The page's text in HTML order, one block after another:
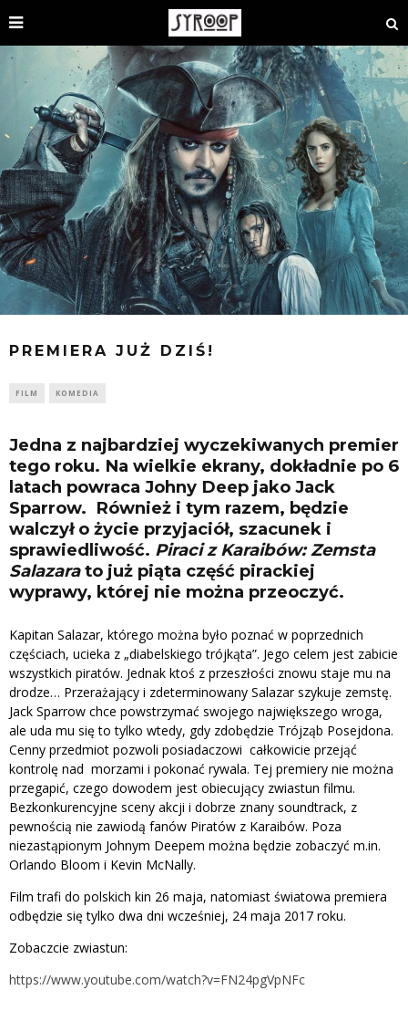
PREMIERA JUŻ DZIŚ!
FILM KOMEDIA
Jedna z najbardziej wyczekiwanych premier
tego roku. Na wielkie ekrany, dokładnie po 6
latach powraca Johny Deep jako Jack
Sparrow. Również i tym razem, będzie
walczył o życie przyjaciół, szacunek i
sprawiedliwość. Piraci z Karaibów: Zemsta
Salazarato już piąta część pirackiej
wyprawy, której nie można przeoczyć.
Kapitan Salazar, którego można było poznać w poprzednich
częściach, ucieka z „diabelskiego trójkąta”. Jego celem jest zabicie
wszystkich piratów. Jednak ktoś z przeszłości znowu staje mu na
drodze… Przerażający i zdeterminowany Salazar szykuje zemstę.
Jack Sparrow chce powstrzymać swojego największego wroga,
ale uda mu się to tylko wtedy, gdy zdobędzie Trójząb Posejdona.
Cenny przedmiot pozwoli posiadaczowi całkowicie przejąć
kontrolę nad morzami i pokonać rywala. Tej premiery nie można
przegapić, czego dowodem jest obiecujący zwiastun filmu.
Bezkonkurencyjne sceny akcji i dobrze znany soundtrack, z
pewnością nie zawiodą fanów Piratów z Karaibów. Poza
niezastąpionym Johnym Deepem można będzie zobaczyć m.in.
Orlando Bloom i Kevin McNally.
Film trafi do polskich kin 26 maja, natomiast światowa premiera
odbędzie się tylko dwa dni wcześniej, 24 maja 2017 roku.
Zobaczcie zwiastun:
https://www.youtube.com/watch?v=FN24pgVpNFc